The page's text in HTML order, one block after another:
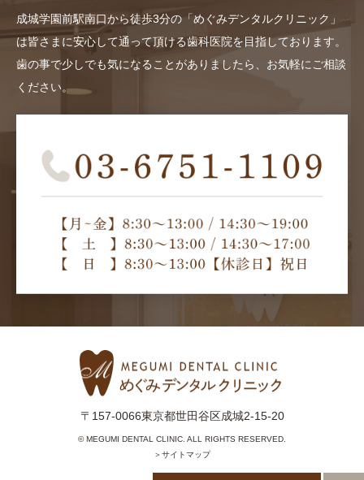
成城学園前駅南口から徒歩3分の「めぐみデンタルクリニック」
は皆さまに安心して通って頂ける歯科医院を目指しております。
歯の事で少しでも気になることがありましたら、お気軽にご相談
ください。
〒157-0066東京都世田谷区成城2-15-20
© MEGUMI DENTAL CLINIC. ALL RIGHTS RESERVED.
＞サイトマップ